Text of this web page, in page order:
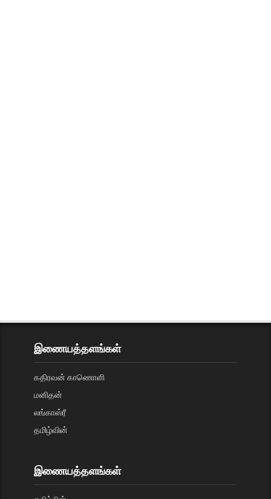
இணையத்தளங்கள்
கதிரவன் காணொளி
மனிதன்
லங்காஸ்ரீ
தமிழ்வின்
இணையத்தளங்கள்